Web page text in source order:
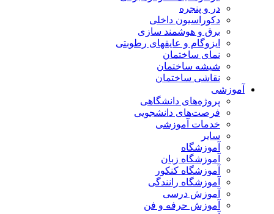
در و پنجره
دکوراسیون داخلی
برق و هوشمند سازی
ایزوگام و عایقهای رطوبتی
نمای ساختمان
شیشه ساختمان
نقاشی ساختمان
آموزشی
پروژه‌های دانشگاهی
فرصت‌های دانشجویی
خدمات آموزشی
سایر
آموزشگاه
آموزشگاه زبان
آموزشگاه کنکور
آموزشگاه رانندگی
آموزش درسی
آموزش حرفه و فن